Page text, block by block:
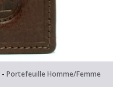
- Portefeuille Homme/Femme